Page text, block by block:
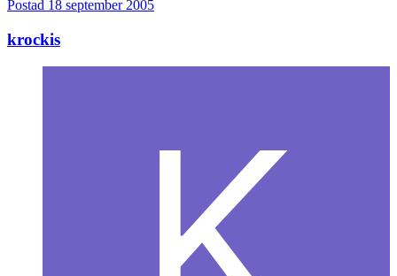
Postad 18 september 2005
krockis